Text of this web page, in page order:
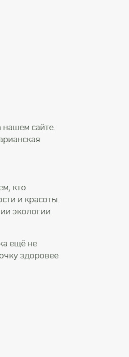
сайте.
кто
и красоты.
экологии
ещё не
здоровее